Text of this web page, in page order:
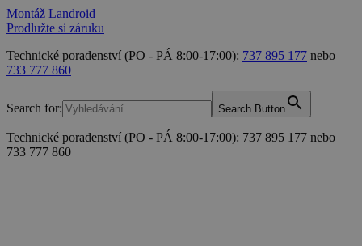
Montáž Landroid
Prodlužte si záruku
Technické poradenství (PO - PÁ 8:00-17:00): 737 895 177 nebo
733 777 860
Search for: Search Button
Technické poradenství (PO - PÁ 8:00-17:00): 737 895 177 nebo
733 777 860